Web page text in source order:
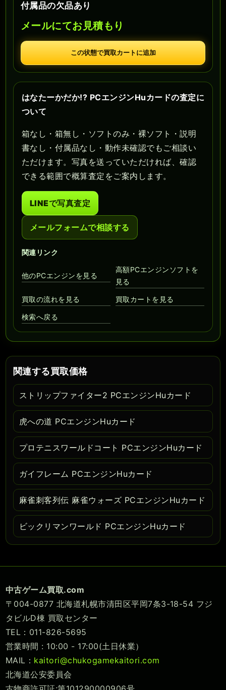
付属品の欠品あり
メールにてお見積もり
この状態で買取カートに追加
はなたーかだか!? PCエンジンHuカードの査定に
ついて
箱なし・箱無し・ソフトのみ・裸ソフト・説明
書なし・付属品なし・動作未確認でもご相談い
ただけます。写真を送っていただければ、確認
できる範囲で概算査定をご案内します。
LINEで写真査定
メールフォームで相談する
関連リンク
他のPCエンジンを見る
高額PCエンジンソフトを
見る
買取の流れを見る 買取カートを見る
検索へ戻る
関連する買取価格
ストリップファイター2 PCエンジンHuカード
虎への道 PCエンジンHuカード
プロテニスワールドコート PCエンジンHuカード
ガイフレーム PCエンジンHuカード
麻雀刺客列伝 麻雀ウォーズ PCエンジンHuカード
ビックリマンワールド PCエンジンHuカード
中古ゲーム買取.com
〒004-0877 北海道札幌市清田区平岡7条3-18-54 フジ
タビルD棟 買取センター
TEL：011-826-5695
営業時間 : 10:00 - 17:00(土日休業）
MAIL： kaitori@chukogamekaitori.com
北海道公安委員会